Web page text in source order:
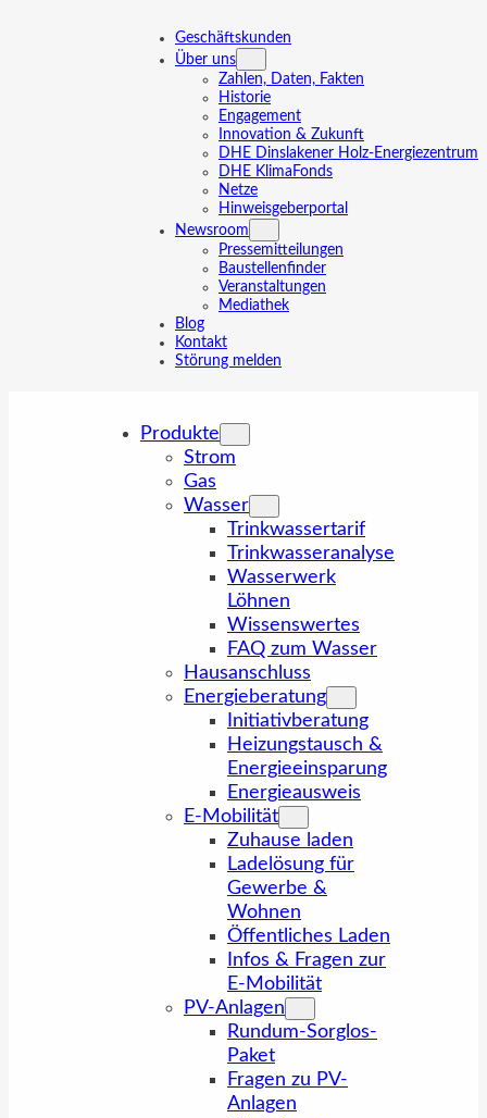
Geschäftskunden
Über uns
Zahlen, Daten, Fakten
Historie
Engagement
Innovation & Zukunft
DHE Dinslakener Holz-Energiezentrum
DHE KlimaFonds
Netze
Hinweisgeberportal
Newsroom
Pressemitteilungen
Baustellenfinder
Veranstaltungen
Mediathek
Blog
Kontakt
Störung melden
Produkte
Strom
Gas
Wasser
Trinkwassertarif
Trinkwasseranalyse
Wasserwerk
Löhnen
Wissenswertes
FAQ zum Wasser
Hausanschluss
Energieberatung
Initiativberatung
Heizungstausch &
Energieeinsparung
Energieausweis
E-Mobilität
Zuhause laden
Ladelösung für
Gewerbe &
Wohnen
Öffentliches Laden
Infos & Fragen zur
E-Mobilität
PV-Anlagen
Rundum-Sorglos-
Paket
Fragen zu PV-
Anlagen